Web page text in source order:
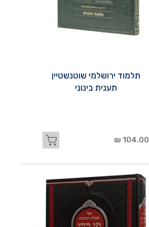
תלמוד ירושלמי שוטנשטיין
תענית בינוני
104.00 ₪